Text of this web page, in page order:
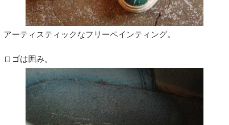
アーティスティックなフリーペインティング。
ロゴは囲み。